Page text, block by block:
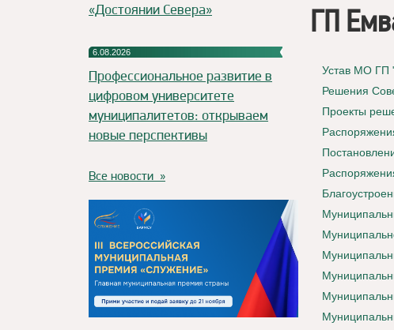
«Достоянии Севера»
6.08.2026
Профессиональное развитие в
цифровом университете
муниципалитетов: открываем
новые перспективы
Все новости »
ГП
Устав МО ГП
Решения
Проекты